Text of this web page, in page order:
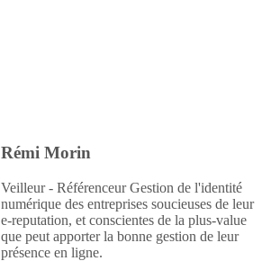
Rémi Morin
Veilleur - Référenceur Gestion de l'identité
numérique des entreprises soucieuses de leur
e-reputation, et conscientes de la plus-value
que peut apporter la bonne gestion de leur
présence en ligne.